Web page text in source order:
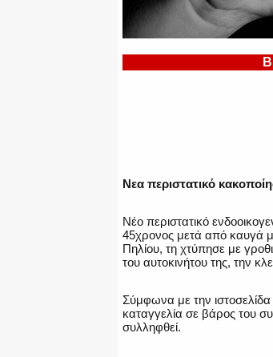
Νεα περιστατικό
Νέο περιστατικό
45χρονος μετά από καυγά
Πηλίου, τη χτύπησε με
του αυτοκινήτου της, την
Σύμφωνα με την
καταγγελία σε βάρος του
συλληφθεί.